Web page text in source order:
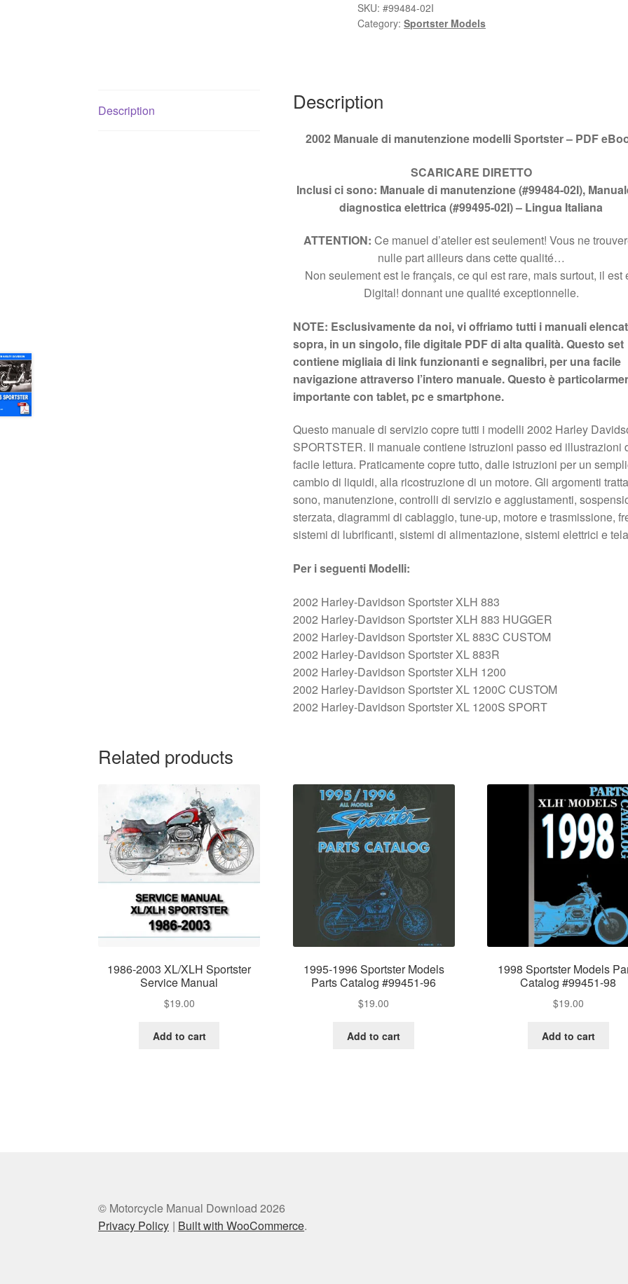
Sportster
#99484-
SKU:#99484-02I
Category:Sportster Models
Description Description
2002 Manuale di manutenzione modelli Sportster – PDF
SCARICARE DIRETTO
Inclusi ci sono: Manuale di manutenzione (#99484-02I),
diagnostica elettrica (#99495-02I) – Lingua Italiana
ATTENTION: Ce manuel d’atelier est seulement! Vous ne
nulle part ailleurs dans cette qualité…
Non seulement est le français, ce qui est rare, mais surtout, il est
Digital! donnant une qualité exceptionnelle.
NOTE: Esclusivamente da noi, vi offriamo tutti i manuali
sopra, in un singolo, file digitale PDF di alta qualità. Questo set
contiene migliaia di link funzionanti e segnalibri, per una facile
navigazione attraverso l’intero manuale. Questo è
importante con tablet, pc e smartphone.
Questo manuale di servizio copre tutti i modelli 2002 Harley
SPORTSTER. Il manuale contiene istruzioni passo ed illustrazioni
facile lettura. Praticamente copre tutto, dalle istruzioni per un
cambio di liquidi, alla ricostruzione di un motore. Gli argomenti
sono, manutenzione, controlli di servizio e aggiustamenti,
sterzata, diagrammi di cablaggio, tune-up, motore e trasmissione,
sistemi di lubrificanti, sistemi di alimentazione, sistemi elettrici e
Per i seguenti Modelli:
2002 Harley-Davidson Sportster XLH 883
2002 Harley-Davidson Sportster XLH 883 HUGGER
2002 Harley-Davidson Sportster XL 883C CUSTOM
2002 Harley-Davidson Sportster XL 883R
2002 Harley-Davidson Sportster XLH 1200
2002 Harley-Davidson Sportster XL 1200C CUSTOM
2002 Harley-Davidson Sportster XL 1200S SPORT
Related products
1986-2003 XL/XLH Sportster
Service Manual
$19.00
Add to cart
1995-1996 Sportster Models
Parts Catalog #99451-96
$19.00
Add to cart
1998 Sportster Models
Catalog #99451-98
$19.00
Add to cart
© Motorcycle Manual Download 2026
Privacy Policy
Built with WooCommerce.